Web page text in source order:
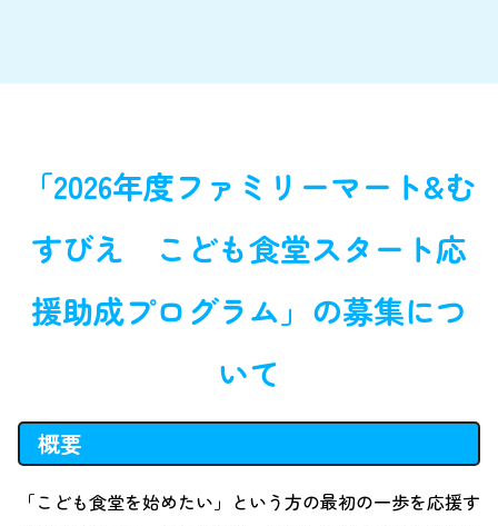
「2026年度ファミリーマート&む
すびえ こども食堂スタート応
援助成プログラム」の募集につ
いて
概要
「こども食堂を始めたい」という方の最初の一歩を応援す